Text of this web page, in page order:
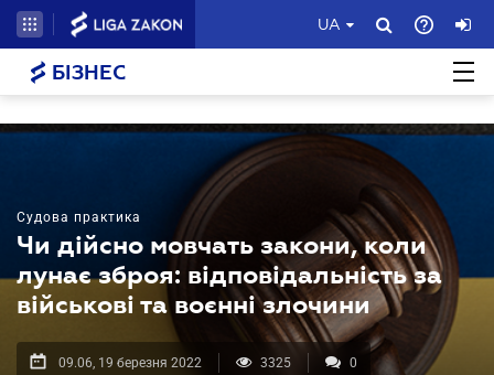
UA
БІЗНЕС
Судова практика
Чи дійсно мовчать закони, коли
лунає зброя: відповідальність за
військові та воєнні злочини
09.06, 19 березня 2022 3325 0